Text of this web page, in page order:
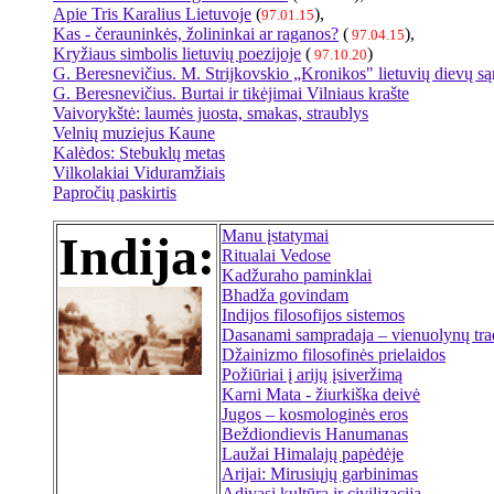
Apie Tris Karalius Lietuvoje (97.01.15),
Kas - čerauninkės, žolininkai ar raganos? ( 97.04.15),
Kryžiaus simbolis lietuvių poezijoje ( 97.10.20)
G. Beresnevičius. M. Strijkovskio „Kronikos" lietuvių dievų
G. Beresnevičius. Burtai ir tikėjimai Vilniaus krašte
Vaivorykštė: laumės juosta, smakas, straublys
Velnių muziejus Kaune
Kalėdos: Stebuklų metas
Vilkolakiai Viduramžiais
Papročių paskirtis
Indija: Manu įstatymai
Ritualai Vedose
Kadžuraho paminklai
Bhadža govindam
Indijos filosofijos sistemos
Dasanami sampradaja – vienuolynų
Džainizmo filosofinės prielaidos
Požiūriai į arijų įsiveržimą
Karni Mata - žiurkiška deivė
Jugos – kosmologinės eros
Beždiondievis Hanumanas
Laužai Himalajų papėdėje
Arijai: Mirusiųjų garbinimas